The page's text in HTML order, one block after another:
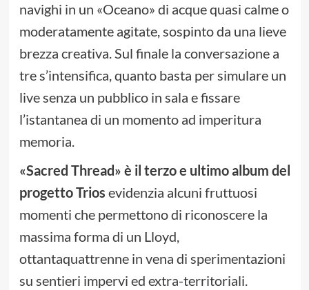
navighi in un «Oceano» di acque quasi calme o
moderatamente agitate, sospinto da una lieve
brezza creativa. Sul finale la conversazione a
tre s’intensifica, quanto basta per simulare un
live senza un pubblico in sala e fissare
l’istantanea di un momento ad imperitura
memoria.
«Sacred Thread» è il terzo e ultimo album del
progetto Trios evidenzia alcuni fruttuosi
momenti che permettono di riconoscere la
massima forma di un Lloyd,
ottantaquattrenne in vena di sperimentazioni
su sentieri impervi ed extra-territoriali.